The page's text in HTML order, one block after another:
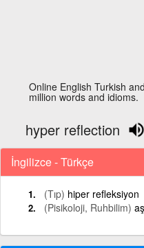
Online English Turkish
million words and idioms.
hyper reflection
İngilizce - Türkçe
(Tıp) hiper refleksiyon
(Pisikoloji, Ruhbilim)